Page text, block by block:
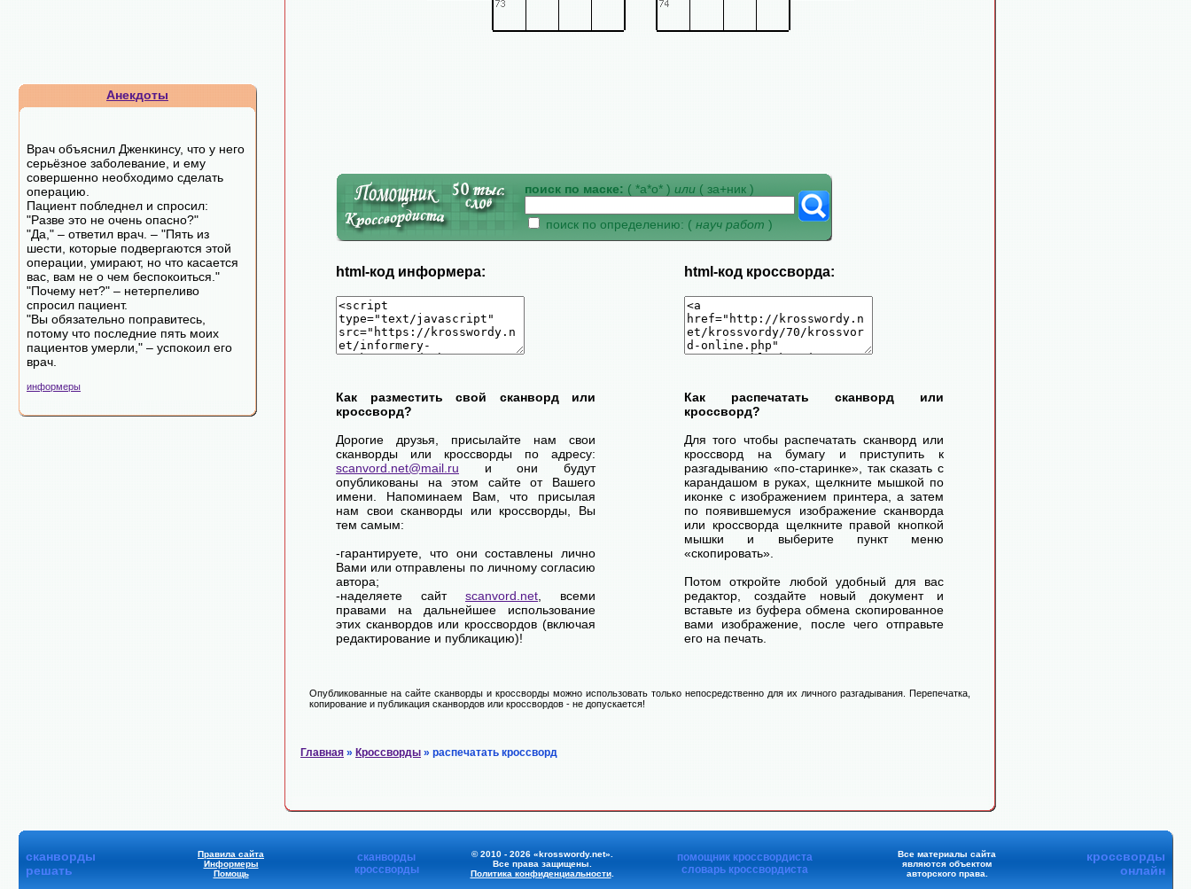
Анекдоты
Врач объяснил Дженкинсу, что у него
серьёзное заболевание, и ему
совершенно необходимо сделать
операцию.
Пациент побледнел и спросил:
"Разве это не очень опасно?"
"Да," – ответил врач. – "Пять из
шести, которые подвергаются этой
операции, умирают, но что касается
вас, вам не о чем беспокоиться."
"Почему нет?" – нетерпеливо
спросил пациент.
"Вы обязательно поправитесь,
потому что последние пять моих
пациентов умерли," – успокоил его
врач.
информеры
поиск по маске: ( *а*о* ) или ( за+ник )
поиск по определению: ( науч работ )
html-код информера: html-код кроссворда:
Как разместить свой сканворд или
кроссворд?
Дорогие друзья, присылайте нам свои
сканворды или кроссворды по адресу:
scanvord.net@mail.ru и они будут
опубликованы на этом сайте от Вашего
имени. Напоминаем Вам, что присылая
нам свои сканворды или кроссворды, Вы
тем самым:
-гарантируете, что они составлены лично
Вами или отправлены по личному согласию
автора;
-наделяете сайт scanvord.net , всеми
правами на дальнейшее использование
этих сканвордов или кроссвордов (включая
редактирование и публикацию)!
Как распечатать сканворд или
кроссворд?
Для того чтобы распечатать сканворд или
кроссворд на бумагу и приступить к
разгадыванию «по-старинке», так сказать с
карандашом в руках, щелкните мышкой по
иконке с изображением принтера, а затем
по появившемуся изображение сканворда
или кроссворда щелкните правой кнопкой
мышки и выберите пункт меню
«скопировать».
Потом откройте любой удобный для вас
редактор, создайте новый документ и
вставьте из буфера обмена скопированное
вами изображение, после чего отправьте
его на печать.
Опубликованные на сайте сканворды и кроссворды можно использовать только непосредственно для их личного разгадывания. Перепечатка,
копирование и публикация сканвордов или кроссвордов - не допускается!
Главная » Кроссворды » распечатать кроссворд
сканворды
решать
Правила сайта
Информеры
Помощь
сканворды
кроссворды
© 2010 - 2026 «krosswordy.net».
Все права защищены.
Политика конфиденциальности.
помощник кроссвордиста
словарь кроссвордиста
Все материалы сайта
являются объектом
авторского права.
кроссворды
онлайн